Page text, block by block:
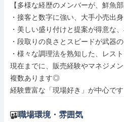
【多様な経歴のメンバーが、鮮魚
・接客と数字に強い、大手小売出身
・美しい盛り付けと提案が得意な
・段取りの良さとスピードが武器
・様々な調理法を熟知した、レス
現在までに、販売経験やマネジメ
複数あります◎
経験豊富な「現場好き」が中心です
職場環境・雰囲気